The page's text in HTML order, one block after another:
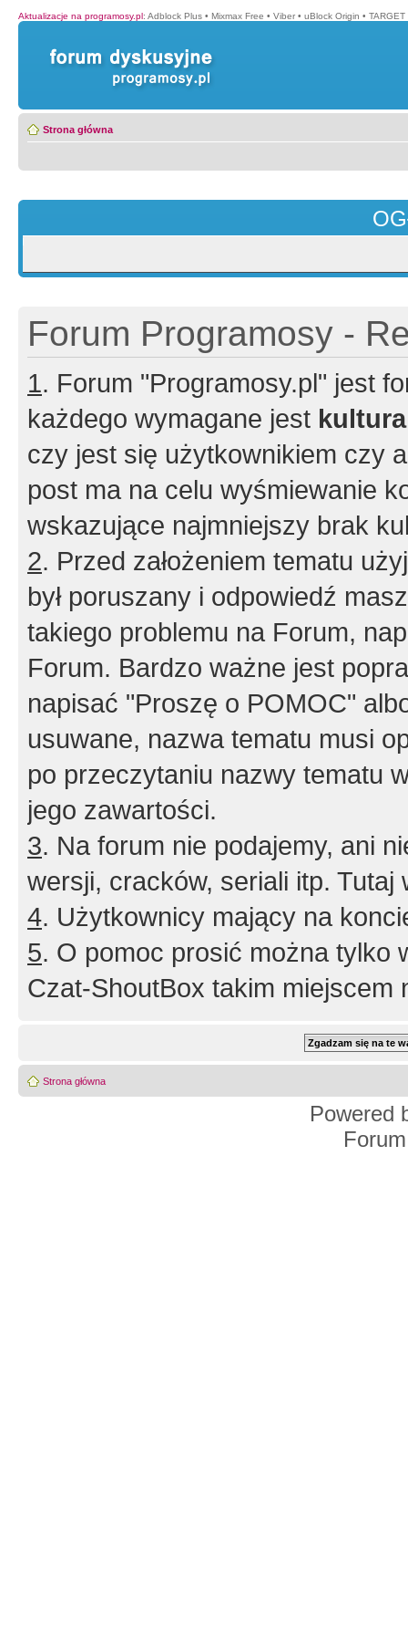
Aktualizacje na programosy.pl: Adblock Plus • Mixmax Free • Viber • uBlock Origin •
Strona główna
Forum Programosy -
1. Forum "Programosy.pl" jest
każdego wymagane jest
czy jest się użytkownikiem czy
post ma na celu wyśmiewanie
wskazujące najmniejszy brak
2. Przed założeniem tematu
był poruszany i odpowiedź
takiego problemu na Forum,
Forum. Bardzo ważne jest
napisać "Proszę o POMOC"
usuwane, nazwa tematu musi
po przeczytaniu nazwy tematu
jego zawartości.
3. Na forum nie podajemy, ani
wersji, cracków, seriali itp. Tutaj
4. Użytkownicy mający na
5. O pomoc prosić można tylko
Czat-ShoutBox takim miejscem
Strona główna
Powered